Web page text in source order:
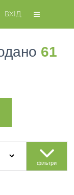
ВХІД
61
фільтри